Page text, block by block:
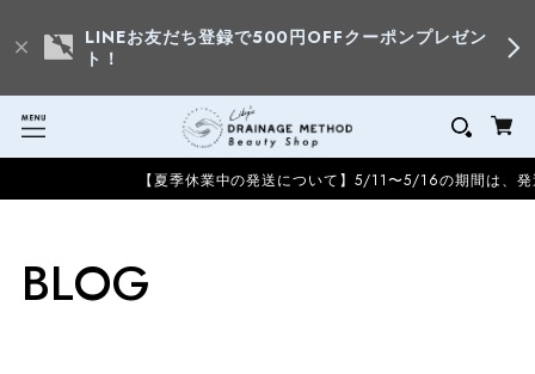
LINEお友だち登録で500円OFFクーポンプレゼン
ト！
【夏季休業中の発送について】5/11〜5/16の期間は、発
BLOG